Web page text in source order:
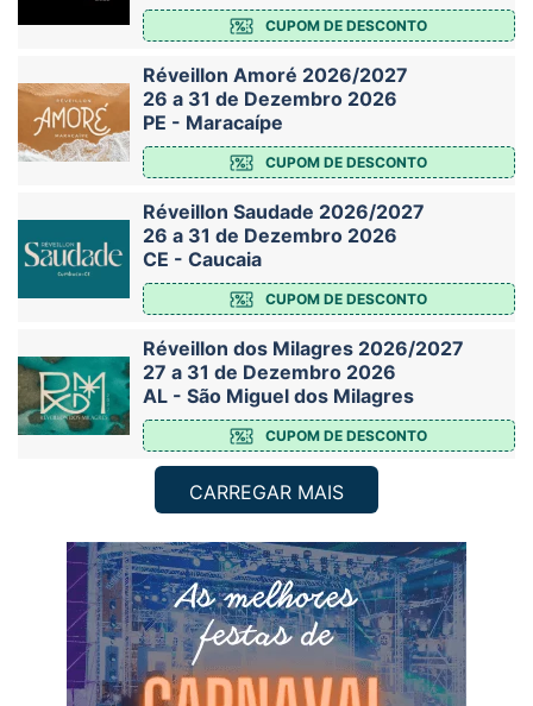
CUPOM DE DESCONTO
Réveillon Amoré 2026/2027
26 a 31 de Dezembro 2026
PE - Maracaípe
CUPOM DE DESCONTO
Réveillon Saudade 2026/2027
26 a 31 de Dezembro 2026
CE - Caucaia
CUPOM DE DESCONTO
Réveillon dos Milagres 2026/2027
27 a 31 de Dezembro 2026
AL - São Miguel dos Milagres
CUPOM DE DESCONTO
CARREGAR MAIS